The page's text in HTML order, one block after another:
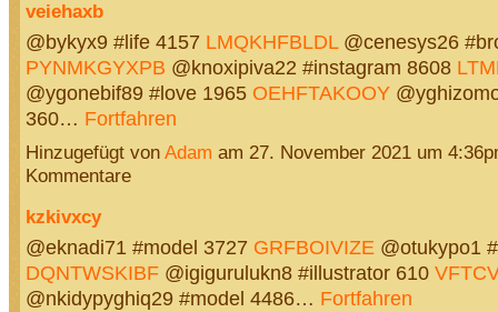
veiehaxb
@bykyx9 #life 4157 LMQKHFBLDL@cenesys26
PYNMKGYXPB @knoxipiva22 #instagram 8608
@ygonebif89 #love 1965 OEHFTAKOOY
360… Fortfahren
Hinzugefügt von Adam am 27. November 2021 um
Kommentare
kzkivxcy
@eknadi71 #model 3727 GRFBOIVIZE @otukypo1
DQNTWSKIBF@igigurulukn8 #illustrator 610
@nkidypyghiq29 #model 4486… Fortfahren